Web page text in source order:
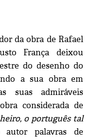
da obra de Rafael
França deixou
do desenho do
a sua obra em
suas admiráveis
considerada de
o português tal
autor palavras de